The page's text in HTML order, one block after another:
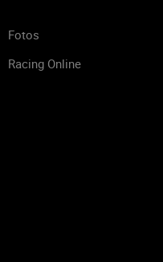
Fotos
Racing Online